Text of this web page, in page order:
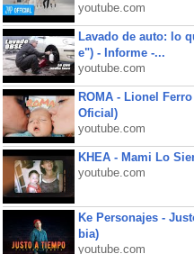
youtube.com
Lavado de auto: lo
e") - Informe -...
youtube.com
ROMA - Lionel
Oficial)
youtube.com
KHEA - Mami Lo
youtube.com
Ke Personajes -
bia)
youtube.com